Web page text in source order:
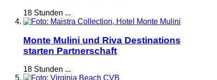
18 Stunden ...
Monte Mulini und Riva Destinations
starten Partnerschaft
18 Stunden ...